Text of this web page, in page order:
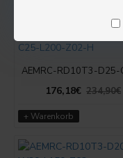
176,18€ 234,90€
+ Warenkorb